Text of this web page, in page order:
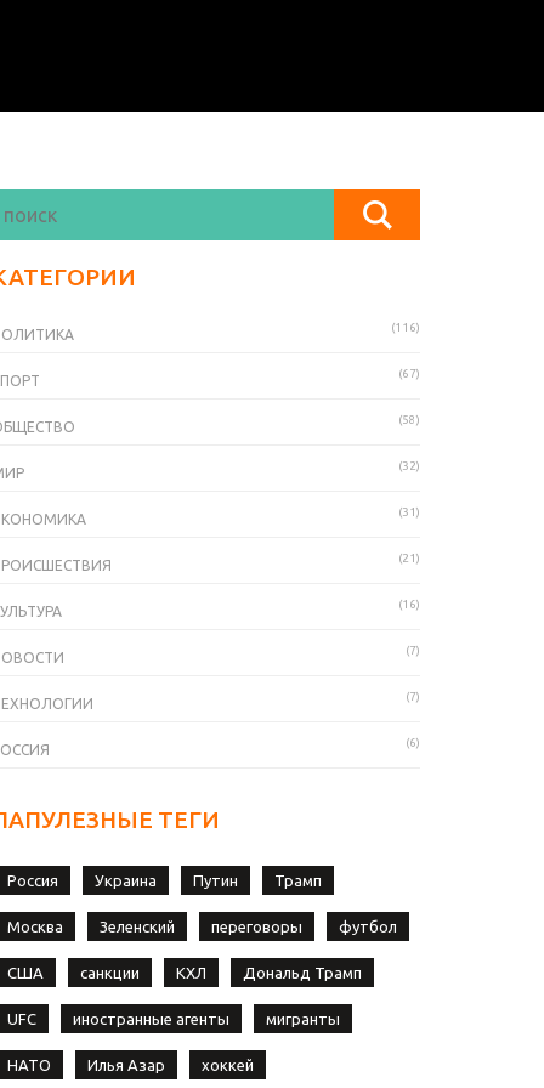
(116)
(67)
(58)
(32)
(31)
(21)
(16)
(7)
(7)
(6)
ТЕГИ
Россия Украина Путин Трамп
Москва Зеленский переговоры футбол
США санкции КХЛ Дональд Трамп
UFC иностранные агенты мигранты
НАТО Илья Азар хоккей